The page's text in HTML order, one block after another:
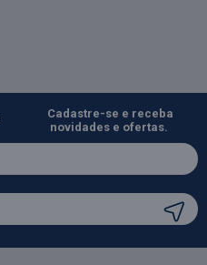
Cadastre-se e receba
novidades e ofertas.